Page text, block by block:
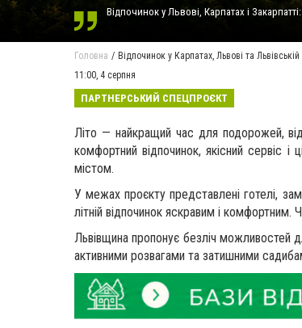
Відпочинок у Львові, Карпатах і
Головна
Відпочинок у Карпатах, Львові та
11:00, 4 серпня
ПАРТНЕРСЬКИЙ СПЕЦПРОЄКТ
Літо — найкращий час для подорожей,
комфортний відпочинок, якісний сервіс
містом.
У межах проєкту представлені готелі,
літній відпочинок яскравим і
Львівщина пропонує безліч можливостей
активними розвагами та затишними